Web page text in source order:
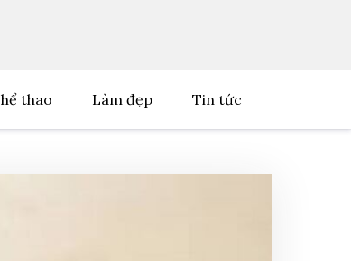
thao Làm đẹp Tin tức